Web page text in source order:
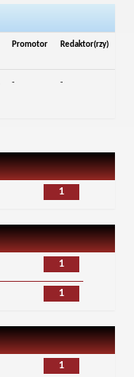
Promotor Redaktor(rzy)
- -
1
1
1
1